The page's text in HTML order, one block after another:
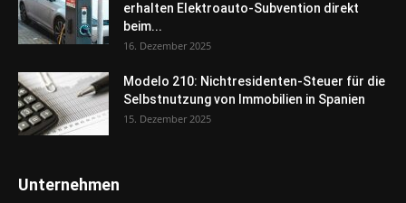
erhalten Elektroauto-Subvention direkt
beim...
16. Dezember 2025
Modelo 210: Nichtresidenten-Steuer für die
Selbstnutzung von Immobilien in Spanien
15. Dezember 2025
Unternehmen